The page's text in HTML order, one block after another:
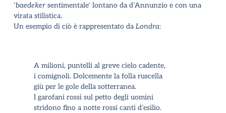
‘baedekersentimentale’ lontano da d’Annunzio e con una
virata stilistica.
Un esempio di ciò è rappresentato da Londra:
A milioni, puntelli al greve cielo cadente,
i comignoli. Dolcemente la folla ruscella
giù per le gole della sotterranea.
I garofani rossi sul petto degli uomini
stridono fino a notte rossi canti d’esilio.